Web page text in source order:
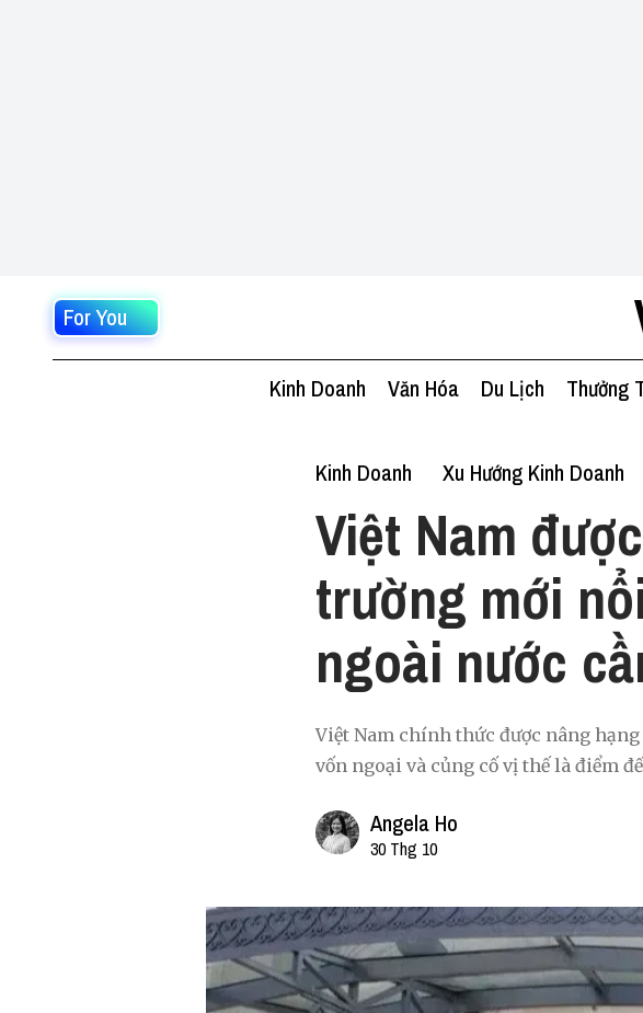
For You
Kinh Doanh Văn Hóa Du Lịch Thưởng
Kinh Doanh Xu Hướng Kinh Doanh
Việt Nam
trường mới
ngoài nước
Việt Nam chính thức được nâng
vốn ngoại và củng cố vị thế là điểm
Angela Ho
30 Thg 10